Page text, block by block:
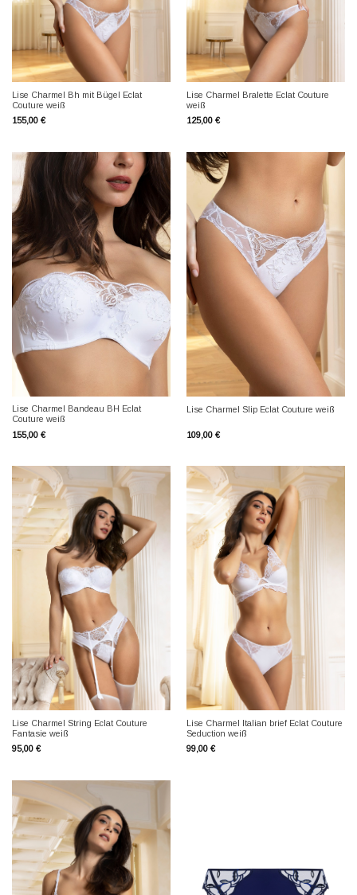
Lise Charmel Bh mit Bügel Eclat
Couture weiß
155,00 €
Lise Charmel Bralette Eclat Couture
weiß
125,00 €
Lise Charmel Bandeau BH Eclat
Couture weiß
155,00 €
Lise Charmel Slip Eclat Couture weiß
109,00 €
Lise Charmel String Eclat Couture
Fantasie weiß
95,00 €
Lise Charmel Italian brief Eclat Couture
Seduction weiß
99,00 €